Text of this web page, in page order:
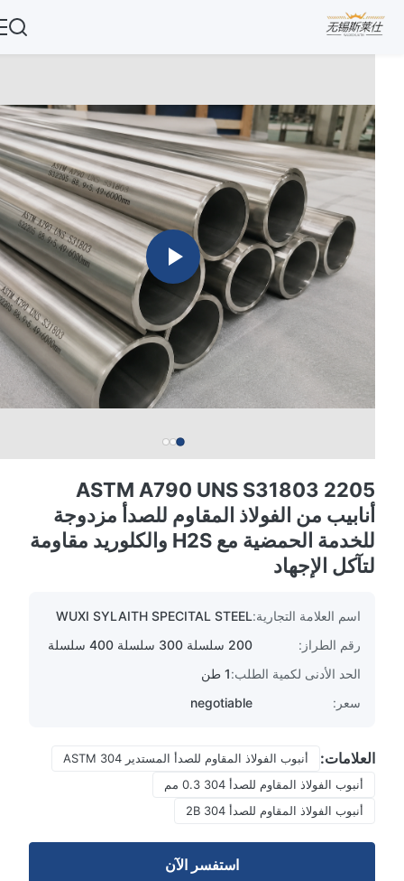
ASTM A790 UNS S31803 2205
أنابيب من الفولاذ المقاوم للصدأ مزدوجة
للخدمة الحمضية مع H2S والكلوريد مقاومة
لتآكل الإجهاد
اسم العلامة التجارية:WUXI SYLAITH SPECITAL STEEL
رقم الطراز:
الحد الأدنى لكمية الطلب:1 طن
negotiable
العلامات:
أنبوب الفولاذ المقاوم للصدأ المستدير ASTM 304
أنبوب الفولاذ المقاوم للصدأ 304 0.3 مم
أنبوب الفولاذ المقاوم للصدأ 2B 304
استفسر الآن